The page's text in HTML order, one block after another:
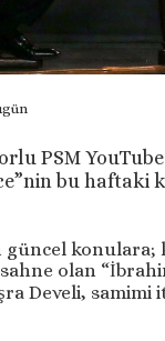
PSM
bu haftaki
olan
Develi, samimi